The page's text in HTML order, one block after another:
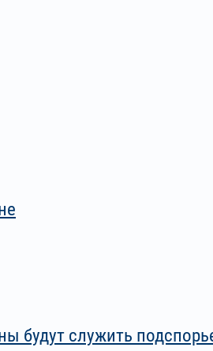
будут служить